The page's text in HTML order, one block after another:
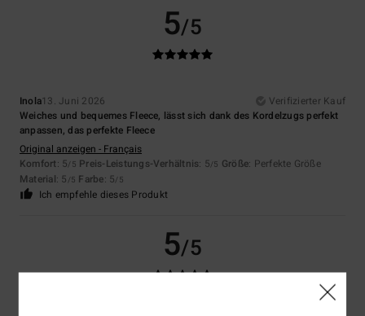
5/5
Inola13. Juni 2026
Verifizierter Kauf
Weiches und bequemes Fleece, lässt sich dank des Kordelzugs perfekt
anpassen, das perfekte Fleece
Original anzeigen - Français
Komfort: 5/5 Preis-Leistungs-Verhältnis: 5/5 Größe: Perfekte Größe
Material: 5 /5 Farbe: 5/5
Ich empfehle dieses Produkt
5/5